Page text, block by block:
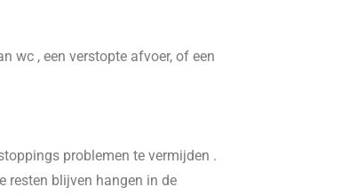
wc , een verstopte afvoer, of een
problemen te vermijden .
resten blijven hangen in de